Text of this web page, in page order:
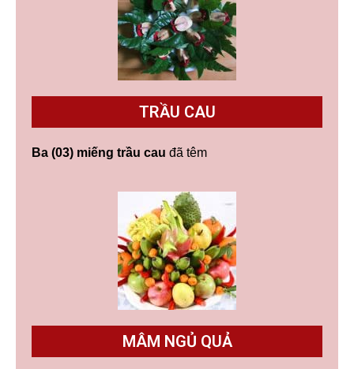
TRẦU CAU
Ba (03) miếng trầu cau đã têm
MÂM NGỦ QUẢ